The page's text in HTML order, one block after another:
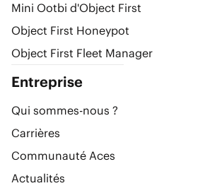
Mini Ootbi d'Object First
Object First Honeypot
Object First Fleet Manager
Entreprise
Qui sommes-nous ?
Carrières
Communauté Aces
Actualités